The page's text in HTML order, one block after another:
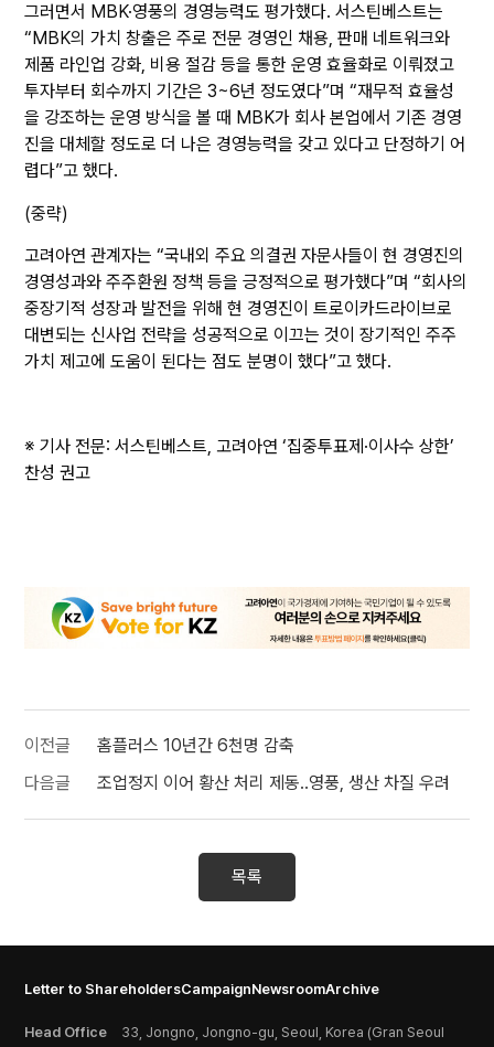
그러면서 MBK·영풍의 경영능력도 평가했다. 서스틴베스트는
“MBK의 가치 창출은 주로 전문 경영인 채용, 판매 네트워크와
제품 라인업 강화, 비용 절감 등을 통한 운영 효율화로 이뤄졌고
투자부터 회수까지 기간은 3~6년 정도였다”며 “재무적 효율성
을 강조하는 운영 방식을 볼 때 MBK가 회사 본업에서 기존 경영
진을 대체할 정도로 더 나은 경영능력을 갖고 있다고 단정하기 어
렵다”고 했다.
(중략)
고려아연 관계자는 “국내외 주요 의결권 자문사들이 현 경영진의
경영성과와 주주환원 정책 등을 긍정적으로 평가했다”며 “회사의
중장기적 성장과 발전을 위해 현 경영진이 트로이카드라이브로
대변되는 신사업 전략을 성공적으로 이끄는 것이 장기적인 주주
가치 제고에 도움이 된다는 점도 분명이 했다”고 했다.
※ 기사 전문:서스틴베스트, 고려아연 ‘집중투표제·이사수 상한’
찬성 권고
이전글
홈플러스 10년간 6천명 감축
다음글
조업정지 이어 황산 처리 제동..영풍, 생산 차질 우려
목록
Letter to ShareholdersCampaignNewsroomArchive
Head Office
33, Jongno, Jongno-gu, Seoul, Korea (Gran Seoul